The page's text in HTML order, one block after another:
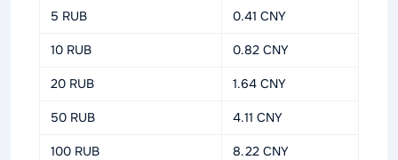
5 RUB 0.41 CNY
10 RUB 0.82 CNY
20 RUB 1.64 CNY
50 RUB 4.11 CNY
100 RUB 8.22 CNY